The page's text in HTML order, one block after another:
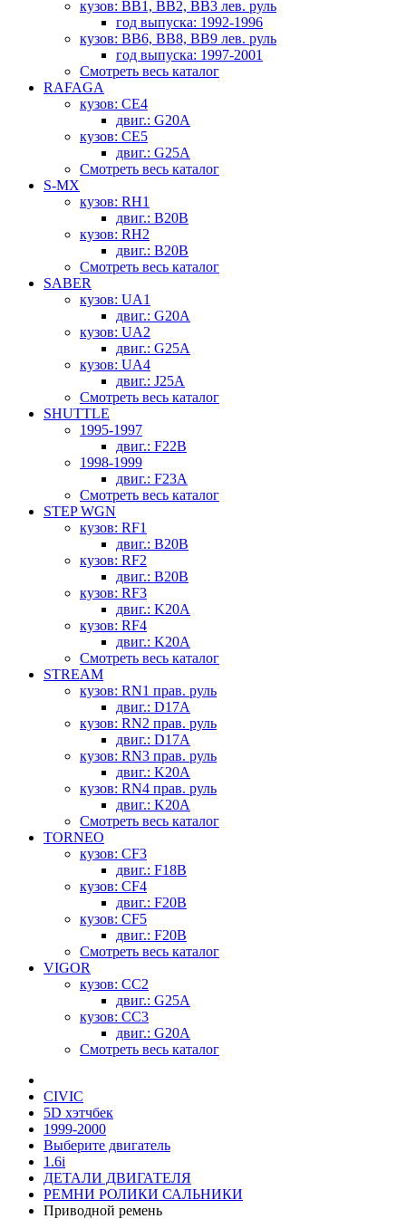
кузов: BB1, BB2, BB3 лев. руль
год выпуска: 1992-1996
кузов: BB6, BB8, BB9 лев. руль
год выпуска: 1997-2001
Смотреть весь каталог
RAFAGA
кузов: CE4
двиг.: G20A
кузов: CE5
двиг.: G25A
Смотреть весь каталог
S-MX
кузов: RH1
двиг.: B20B
кузов: RH2
двиг.: B20B
Смотреть весь каталог
SABER
кузов: UA1
двиг.: G20A
кузов: UA2
двиг.: G25A
кузов: UA4
двиг.: J25A
Смотреть весь каталог
SHUTTLE
1995-1997
двиг.: F22B
1998-1999
двиг.: F23A
Смотреть весь каталог
STEP WGN
кузов: RF1
двиг.: B20B
кузов: RF2
двиг.: B20B
кузов: RF3
двиг.: K20A
кузов: RF4
двиг.: K20A
Смотреть весь каталог
STREAM
кузов: RN1 прав. руль
двиг.: D17A
кузов: RN2 прав. руль
двиг.: D17A
кузов: RN3 прав. руль
двиг.: K20A
кузов: RN4 прав. руль
двиг.: K20A
Смотреть весь каталог
TORNEO
кузов: CF3
двиг.: F18B
кузов: CF4
двиг.: F20B
кузов: CF5
двиг.: F20B
Смотреть весь каталог
VIGOR
кузов: CC2
двиг.: G25A
кузов: CC3
двиг.: G20A
Смотреть весь каталог
CIVIC
5D хэтчбек
1999-2000
Выберите двигатель
1.6i
ДЕТАЛИ ДВИГАТЕЛЯ
РЕМНИ РОЛИКИ САЛЬНИКИ
Приводной ремень